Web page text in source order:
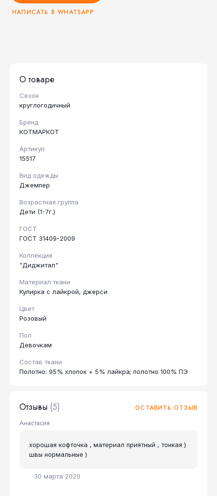
НАПИСАТЬ В WHATSAPP
О товаре
Сезон
круглогодичный
Бренд
КОТМАРКОТ
Артикул
15517
Вид одежды
Джемпер
Возрастная группа
Дети (1-7г.)
ГОСТ
ГОСТ 31409-2009
Коллекция
"Диджитал"
Материал ткани
Кулирка с лайкрой, джерси
Цвет
Розовый
Пол
Девочкам
Состав ткани
Полотно: 95% хлопок + 5% лайкра; полотно 100% ПЭ
Отзывы (5) ОСТАВИТЬ ОТЗЫВ
Анастасия
30 марта 2020
хорошая кофточка , материал приятный , тонкая )
швы нормальные )